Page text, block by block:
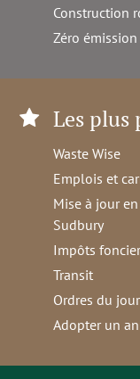
Construction
Zéro
Les plus
Waste Wise
Emplois et
Mise à jour
Sudbury
Impôts
Transit
Ordres du
Adopter un